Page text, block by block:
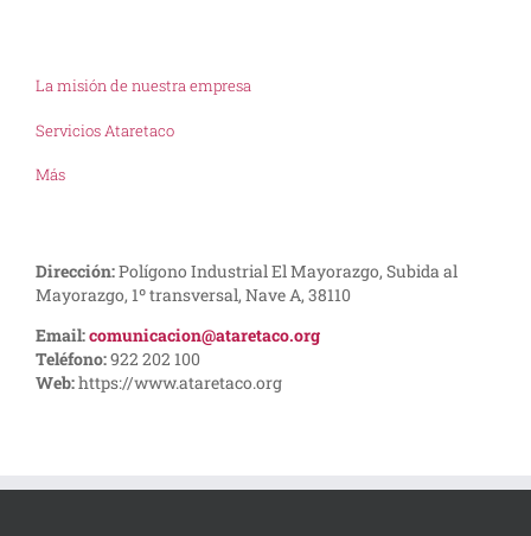
La misión de nuestra empresa
Servicios Ataretaco
Más
Dirección:Polígono Industrial El Mayorazgo, Subida al
Mayorazgo, 1º transversal, Nave A, 38110
Email:comunicacion@ataretaco.org
Teléfono:922 202 100
Web:https://www.ataretaco.org